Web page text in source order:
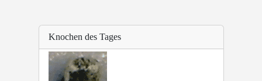
Knochen des Tages